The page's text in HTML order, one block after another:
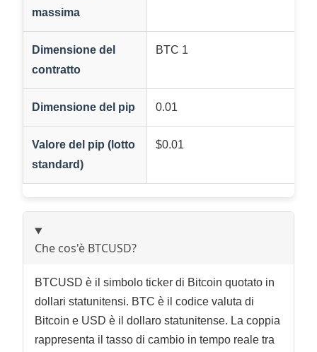
massima
Dimensione del
contratto
BTC 1
Dimensione del pip 0.01
Valore del pip (lotto
standard)
$0.01
Che cos'è BTCUSD?
BTCUSD è il simbolo ticker di Bitcoin quotato in
dollari statunitensi. BTC è il codice valuta di
Bitcoin e USD è il dollaro statunitense. La coppia
rappresenta il tasso di cambio in tempo reale tra